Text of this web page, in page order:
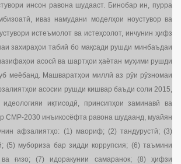
инсон равона шудааст. Бинобар ин, пурра
иваз намудани моделҳои ноустувор ва
истеъмолот ва истеҳсолот, инчунин ҳифз
захираҳои табиӣ бо мақсади рушди минбаъдаи
асосӣ ва шартҳои ҳаётан муҳими рушди
меёбанд. Машваратҳои миллӣ аз рӯи рӯзномаи
асосии рушди кишвар баъди соли 2015,
иқтисодӣ, принсипҳои заминавӣ ва
СМР-2030 инъикосёфта равона шудаанд, муайян
афзалиятҳо: (1) маориф; (2) тандурустӣ; (3)
(5) мубориза бар зидди коррупсия; (6) таъмини
ғизо; (7) идоракунии самаранок; (8) ҳифзи